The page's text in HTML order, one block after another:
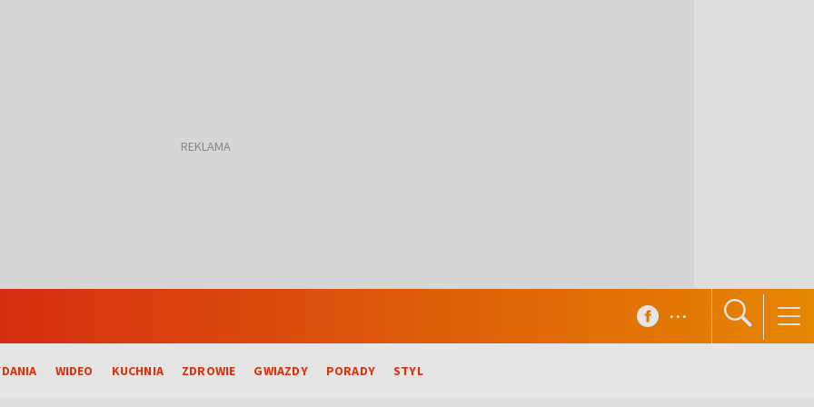
WIDEO KUCHNIA ZDROWIE GWIAZDY PORADY STYL
...